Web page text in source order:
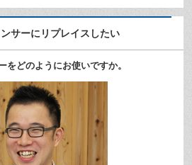
サーにリプレイスしたい
どのようにお使いですか。